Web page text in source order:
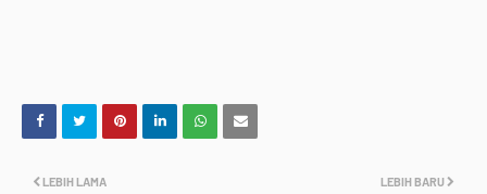
LEBIH BARU
LEBIH LAMA